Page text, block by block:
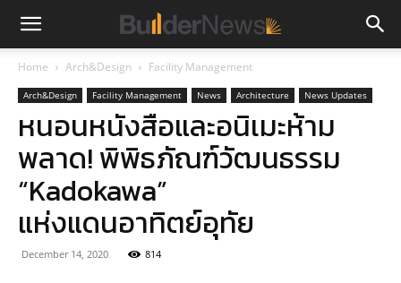
Home Arch&Design Facility Management
Arch&Design Facility Management News Architecture News Updates
หนอนหนังสือและอนิเมะห้าม
พลาด! พิพิธภัณฑ์วัฒนธรรม
“Kadokawa”
แห่งแดนอาทิตย์อุทัย
December 14, 2020 814